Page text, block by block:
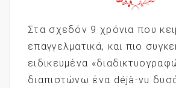
Στα σχεδόν 9 χρόνια που
επαγγελματικά, και πιο
ειδικευμένα
διαπιστώνω ένα déjà-vu